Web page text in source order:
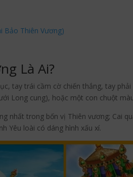
Bảo Thiên Vương)
Là Ai?
tay trái cầm cờ chiến thắng, tay
Long cung), hoặc một con chuột
nhất trong bốn vị Thiên vương; Cai
Yêu loài có dáng hình xấu xí.
Pinterest